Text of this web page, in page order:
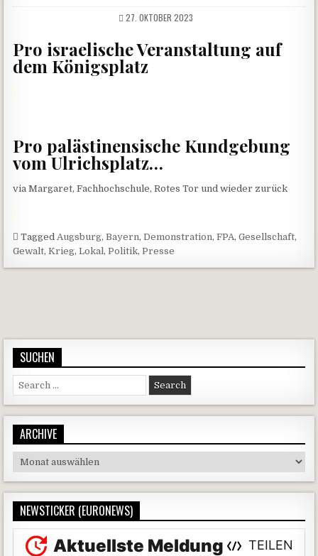
27. OKTOBER 2023
Pro israelische Veranstaltung auf
dem Königsplatz
Pro palästinensische Kundgebung
vom Ulrichsplatz…
via Margaret, Fachhochschule, Rotes Tor und wieder zurück
Tagged Augsburg, Bayern, Demonstration, FPA, Gesellschaft,
Gewalt, Krieg, Lokal, Politik, Presse
SUCHEN
Search for:
ARCHIVE
Archive
NEWSTICKER (EURONEWS)